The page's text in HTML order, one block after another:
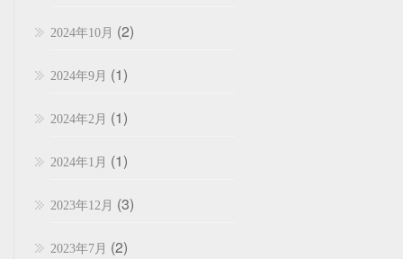
2024年10月 (2)
2024年9月 (1)
2024年2月 (1)
2024年1月 (1)
2023年12月 (3)
2023年7月 (2)